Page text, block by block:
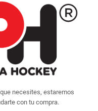
necesites, estaremos
con tu compra.